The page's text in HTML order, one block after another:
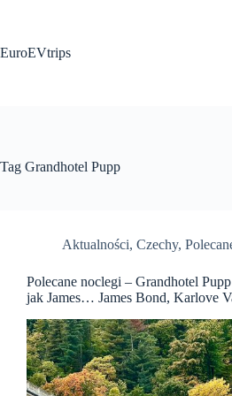
EuroEVtrips
Tag Grandhotel Pupp
Aktualności, Czechy,
Polecane noclegi – Grandhotel
jak James… James Bond, Karlove